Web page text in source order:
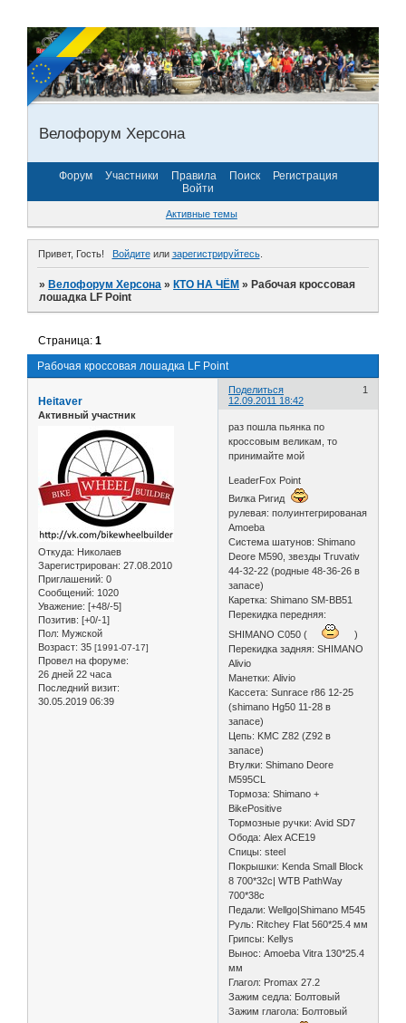
Велофорум Херсона
Форум Участники Правила Поиск
Регистрация
Войти
Активные темы
Привет, Гость! Войдитеили зарегистрируйтесь.
»Велофорум Херсона »КТО НА ЧЁМ »Рабочая кроссовая
лошадка LF Point
Рабочая кроссовая лошадка LF Point
Страница:1
Поделиться
1
12.09.2011 18:42
Heitaver
Активный участник
Откуда: Николаев
Зарегистрирован: 27.08.2010
Приглашений: 0
Сообщений: 1020
Уважение: [+48/-5]
Позитив: [+0/-1]
Пол: Мужской
Возраст: 35 [1991-07-17]
Провел на форуме:
26 дней 22 часа
Последний визит:
30.05.2019 06:39
раз пошла пьянка по
кроссовым великам, то
принимайте мой
LeaderFox Point
Вилка Ригид
рулевая: полуинтегрированая
Amoeba
Система шатунов: Shimano
Deore M590, звезды Truvativ
44-32-22 (родные 48-36-26 в
запасе)
Каретка: Shimano SM-BB51
Перекидка передняя:
SHIMANO C050 (
)
Перекидка задняя: SHIMANO
Alivio
Манетки: Alivio
Кассета: Sunrace r86 12-25
(shimano Hg50 11-28 в
запасе)
Цепь: KMC Z82 (Z92 в
запасе)
Втулки: Shimano Deore
M595CL
Тормоза: Shimano +
BikePositive
Тормозные ручки: Avid SD7
Обода: Alex ACE19
Спицы: steel
Покрышки: Kenda Small Block
8 700*32c| WTB PathWay
700*38c
Педали: Wellgo|Shimano M545
Руль: Ritchey Flat 560*25.4 мм
Грипсы: Kellys
Вынос: Amoeba Vitra 130*25.4
мм
Глагол: Promax 27.2
Зажим седла: Болтовый
Зажим глагола: Болтовый